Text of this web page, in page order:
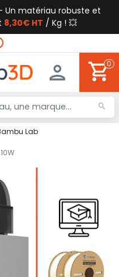
Un matériau robuste et
8,30€ HT / Kg ! 💥
0
Lab